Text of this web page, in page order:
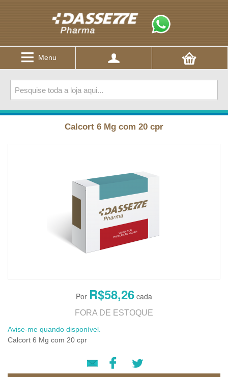
Menu
Calcort 6 Mg com 20 cpr
R$58,26
FORA DE ESTOQUE
Avise-me quando disponível.
Calcort 6 Mg com 20 cpr